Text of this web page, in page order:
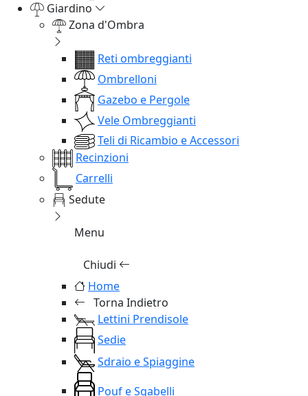
Giardino
Zona d'Ombra
Reti ombreggianti
Ombrelloni
Gazebo e Pergole
Vele Ombreggianti
Teli di Ricambio e Accessori
Recinzioni
Carrelli
Sedute
Menu
Chiudi
Home
Torna Indietro
Lettini Prendisole
Sedie
Sdraio e Spiaggine
Pouf e Sgabelli